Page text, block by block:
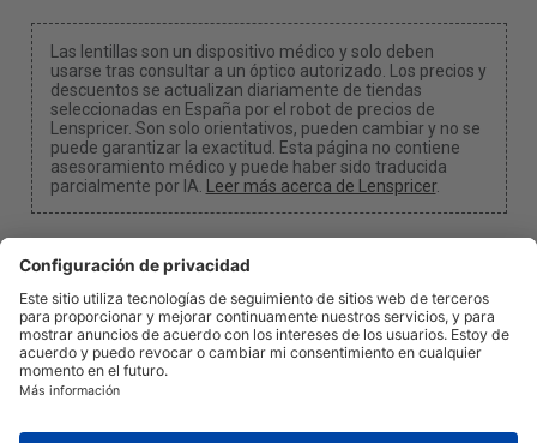
Las lentillas son un dispositivo médico y solo deben
usarse tras consultar a un óptico autorizado. Los precios y
descuentos se actualizan diariamente de tiendas
seleccionadas en España por el robot de precios de
Lenspricer. Son solo orientativos, pueden cambiar y no se
puede garantizar la exactitud. Esta página no contiene
asesoramiento médico y puede haber sido traducida
parcialmente por IA.
Leer más acerca de Lenspricer.
Configuración de cookies
Podemos recibir una comisión si utilizas uno de
nuestros enlaces para realizar una compra.